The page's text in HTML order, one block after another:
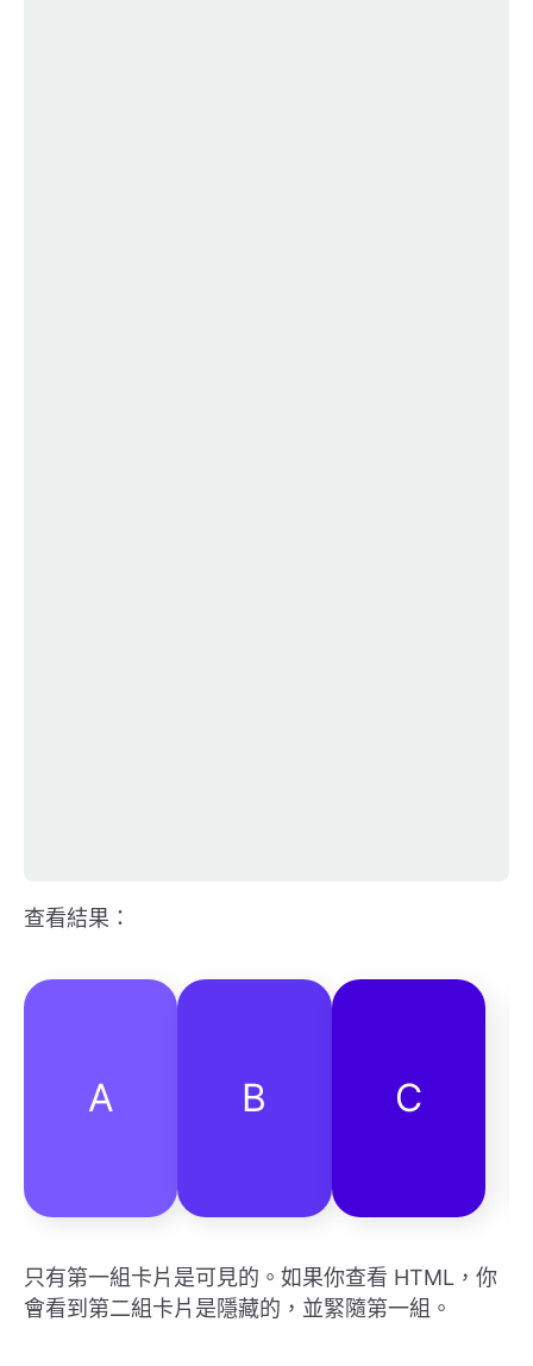
查看結果：
A B C
只有第一組卡片是可見的。如果你查看 HTML，你
會看到第二組卡片是隱藏的，並緊隨第一組。